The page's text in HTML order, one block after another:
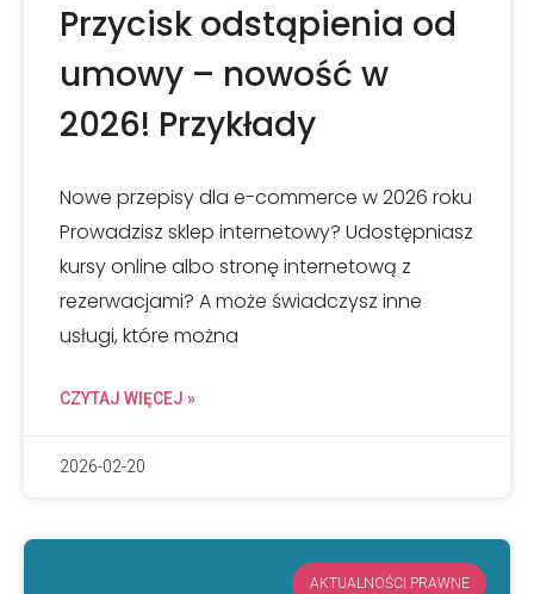
Przycisk odstąpienia od
umowy – nowość w
2026! Przykłady
Nowe przepisy dla e-commerce w 2026 roku
Prowadzisz sklep internetowy? Udostępniasz
kursy online albo stronę internetową z
rezerwacjami? A może świadczysz inne
usługi, które można
CZYTAJ WIĘCEJ »
2026-02-20
AKTUALNOŚCI PRAWNE